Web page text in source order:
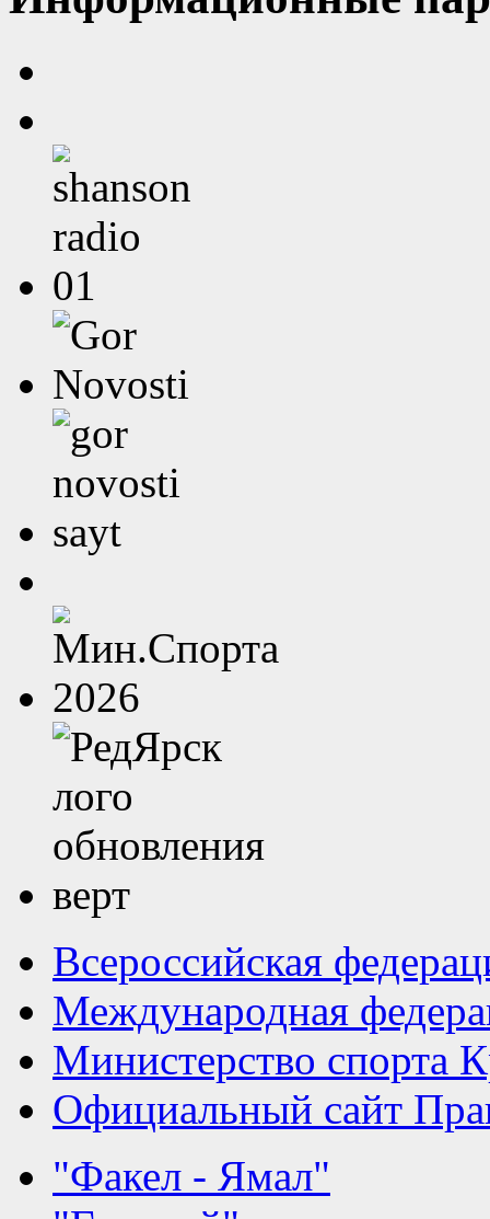
Всероссийская
Международная
Министерство спорта
Официальный сайт
"Факел - Ямал"